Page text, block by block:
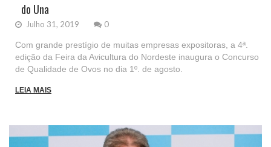
do Una
Julho 31, 2019 0
Com grande prestígio de muitas empresas expositoras, a 4ª.
edição da Feira da Avicultura do Nordeste inaugura o Concurso
de Qualidade de Ovos no dia 1º. de agosto.
LEIA MAIS